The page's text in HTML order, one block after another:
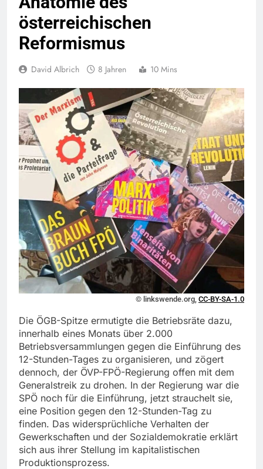
österreichischen
Reformismus
David Albrich 8 Jahren 10 Mins
© linkswende.org, CC-BY-SA-1.0
Die ÖGB-Spitze ermutigte die Betriebsräte dazu,
innerhalb eines Monats über 2.000
Betriebsversammlungen gegen die Einführung des
12-Stunden-Tages zu organisieren, und zögert
dennoch, der ÖVP-FPÖ-Regierung offen mit dem
Generalstreik zu drohen. In der Regierung war die
SPÖ noch für die Einführung, jetzt strauchelt sie,
eine Position gegen den 12-Stunden-Tag zu
finden. Das widersprüchliche Verhalten der
Gewerkschaften und der Sozialdemokratie erklärt
sich aus ihrer Stellung im kapitalistischen
Produktionsprozess.